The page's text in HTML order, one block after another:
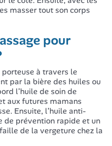
masser tout son corps
pour
porteuse à travers le
par la bière des huiles ou
l’huile de soin de
aux futures mamans
Ensuite, l’huile anti-
de prévention rapide et un
de la vergeture chez la